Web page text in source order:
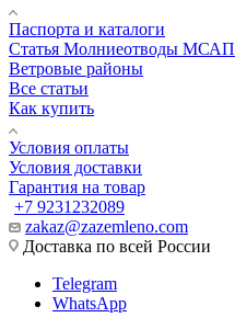
Паспорта и каталоги
Статья Молниеотводы МСАП
Ветровые районы
Все статьи
Как купить
Условия оплаты
Условия доставки
Гарантия на товар
+7 9231232089
zakaz@zazemleno.com
Доставка по всей России
Telegram
WhatsApp